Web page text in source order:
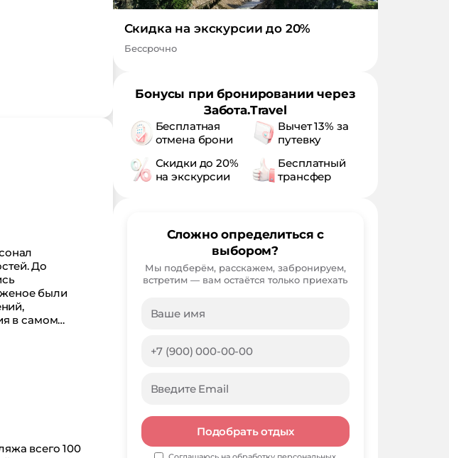
До
были
всего 100
Скидка на экскурсии до 20%
Бессрочно
Бонусы при бронировании через
Забота.Travel
Бесплатная
отмена брони
Вычет 13% за
путевку
Скидки до 20%
на экскурсии
Бесплатный
трансфер
Сложно определиться с
выбором?
Мы подберём, расскажем, забронируем,
встретим — вам остаётся только приехать
Подобрать отдых